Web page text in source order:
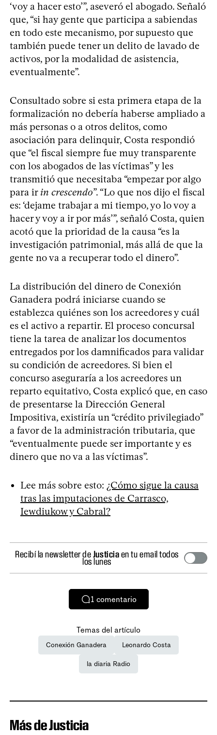
‘voy a hacer esto’”, aseveró el abogado. Señaló
que, “si hay gente que participa a sabiendas
en todo este mecanismo, por supuesto que
también puede tener un delito de lavado de
activos, por la modalidad de asistencia,
eventualmente”.
Consultado sobre si esta primera etapa de la
formalización no debería haberse ampliado a
más personas o a otros delitos, como
asociación para delinquir, Costa respondió
que “el fiscal siempre fue muy transparente
con los abogados de las víctimas” y les
transmitió que necesitaba “empezar por algo
para irin crescendo”. “Lo que nos dijo el fiscal
es: ‘dejame trabajar a mi tiempo, yo lo voy a
hacer y voy a ir por más’”, señaló Costa, quien
acotó que la prioridad de la causa “es la
investigación patrimonial, más allá de que la
gente no va a recuperar todo el dinero”.
La distribución del dinero de Conexión
Ganadera podrá iniciarse cuando se
establezca quiénes son los acreedores y cuál
es el activo a repartir. El proceso concursal
tiene la tarea de analizar los documentos
entregados por los damnificados para validar
su condición de acreedores. Si bien el
concurso aseguraría a los acreedores un
reparto equitativo, Costa explicó que, en caso
de presentarse la Dirección General
Impositiva, existiría un “crédito privilegiado”
a favor de la administración tributaria, que
“eventualmente puede ser importante y es
dinero que no va a las víctimas”.
Lee más sobre esto: ¿Cómo sigue la causa
tras las imputaciones de Carrasco,
Iewdiukow y Cabral?
Recibí la newsletter deJusticiaen tu email todos
los lunes
1 comentario
Temas del artículo
Conexión Ganadera Leonardo Costa
la diaria Radio
Más de Justicia